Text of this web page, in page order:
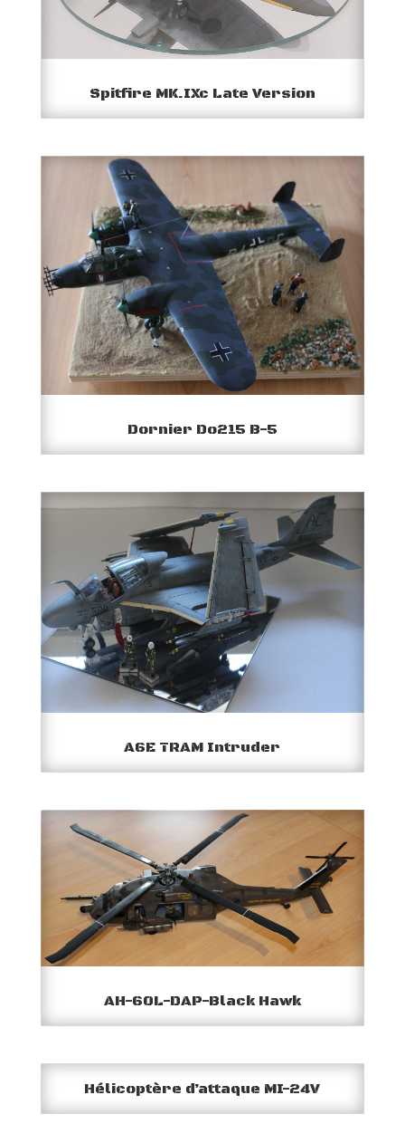
Spitfire MK.IXc Late Version
Dornier Do215 B-5
A6E TRAM Intruder
AH-60L-DAP-Black Hawk
Hélicoptère d’attaque MI-24V